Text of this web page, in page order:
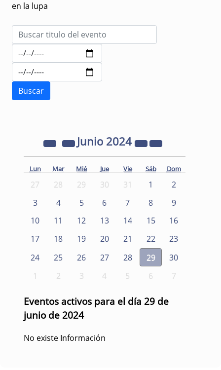
en la lupa
Junio 2024
Lun Mar Mié Jue Vie Sáb Dom
27 28 29 30 31 1
2
3
4 5 6 7 8
9
10
11 12 13 14 15
16
17
18 19 20 21 22
23
24
25 26 27 28 29
30
1
2 3 4 5 6 7
Eventos activos para el día 29 de
junio de 2024
No existe Información